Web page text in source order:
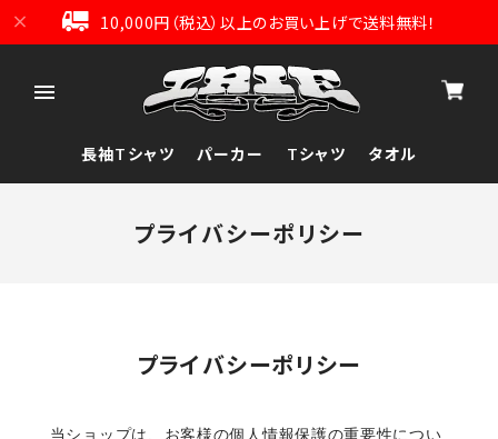
10,000円（税込）以上のお買い上げで送料無料！
長袖Tシャツ パーカー Tシャツ タオル
プライバシーポリシー
プライバシーポリシー
当ショップは、お客様の個人情報保護の重要性につい